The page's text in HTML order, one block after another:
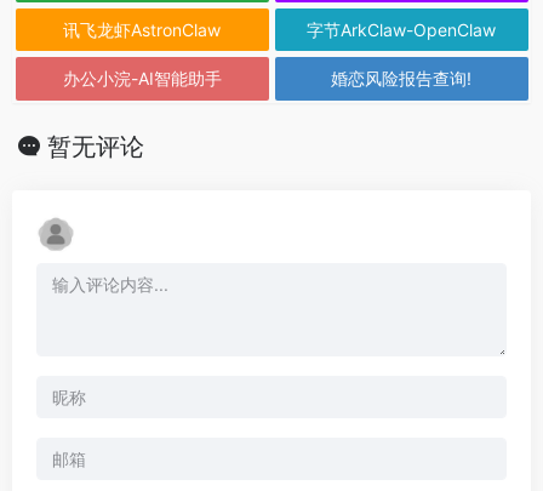
讯飞龙虾AstronClaw 字节ArkClaw-OpenClaw
办公小浣-AI智能助手 婚恋风险报告查询!
暂无评论